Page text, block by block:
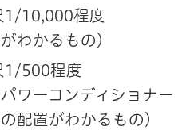
1/10,000程度
わかるもの）
1/500程度
パワーコンディショナー
配置がわかるもの）